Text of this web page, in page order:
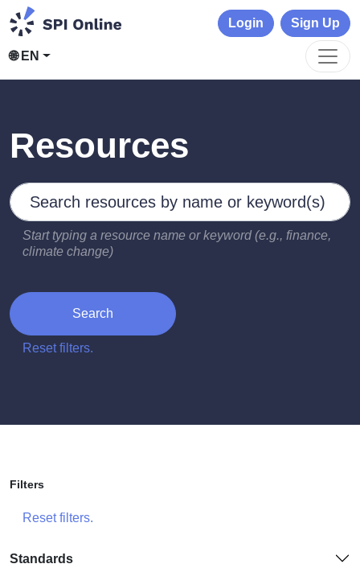
🌐 EN
Login Sign Up
Resources
Search by keywords
Type 2 or more characters for results.
Start typing a resource name or keyword (e.g., finance,
climate change)
Search
Reset filters.
Filters
Reset filters.
Standards